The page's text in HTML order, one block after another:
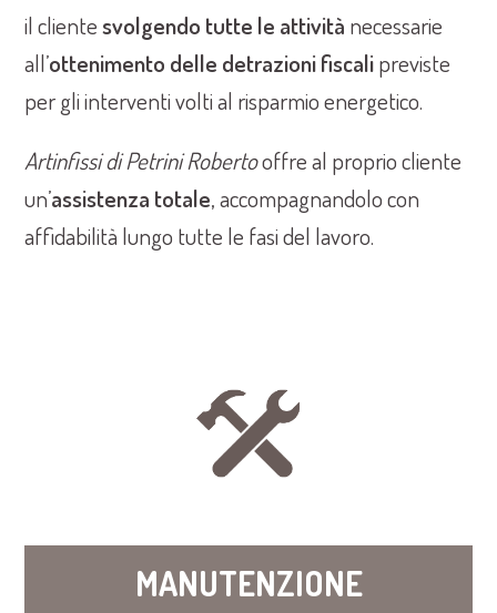
il clientesvolgendo tutte le attività necessarie
all’ottenimento delle detrazioni fiscalipreviste
per gli interventi volti al risparmio energetico.
Artinfissi di Petrini Robertooffre al proprio cliente
un’assistenza totale, accompagnandolo con
affidabilità lungo tutte le fasi del lavoro.
MANUTENZIONE